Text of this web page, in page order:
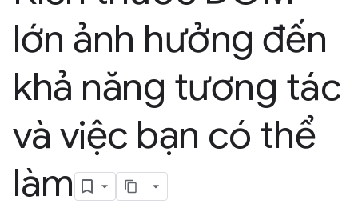
lớn ảnh hưởng đến
khả năng tương tác
và việc bạn có thể
làm